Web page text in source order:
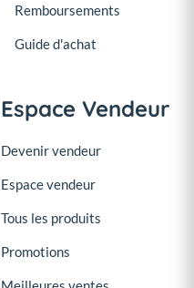
Remboursements
Guide d'achat
Espace Vendeur
Devenir vendeur
Espace vendeur
Tous les produits
Promotions